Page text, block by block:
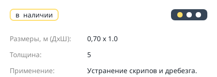
в наличии
Размеры, м (ДхШ):
0,70 х 1.0
Толщина:
5
Применение:
Устранение скрипов и дребезга.